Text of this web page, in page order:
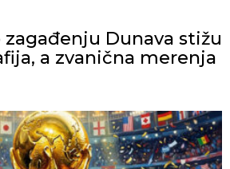
Dunava stižu
a zvanična merenja